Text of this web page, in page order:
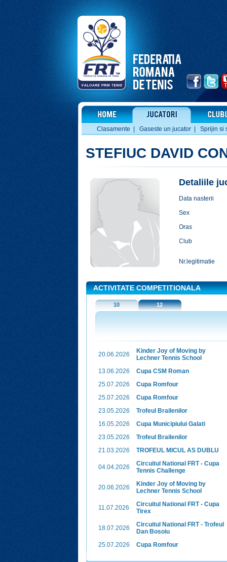
Clasamente Gaseste un jucator Sprijin si
STEFIUC DAVID
Detaliile
Data nasterii
Sex
Oras
Club
Nr.legitimatie
ACTIVITATE COMPETITIONALA
10 12
20.06.2026
Kinder Joy of Moving by
Lechner Tennis School
13.06.2026
Cupa CSM Roman
25.07.2026
Cupa Romfour
25.07.2026
Cupa Romfour
23.05.2026
Trofeul Brailenilor
16.05.2026
Cupa Municipiului Galati
23.05.2026
Trofeul Brailenilor
21.03.2026
TROFEUL MICUL AS DUBLU
04.04.2026
Circuitul National FRT - Cupa
Tennis Challenge
20.06.2026
Kinder Joy of Moving by
Lechner Tennis School
11.07.2026
Circuitul National FRT - Cupa
Tirex
18.07.2026
Circuitul National FRT - Trofeul
Dan Bosoiu
25.07.2026
Cupa Romfour